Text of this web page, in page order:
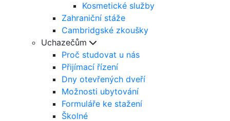
Kosmetické služby
Zahraniční stáže
Cambridgské zkoušky
Uchazečům
Proč studovat u nás
Přijímací řízení
Dny otevřených dveří
Možnosti ubytování
Formuláře ke stažení
Školné